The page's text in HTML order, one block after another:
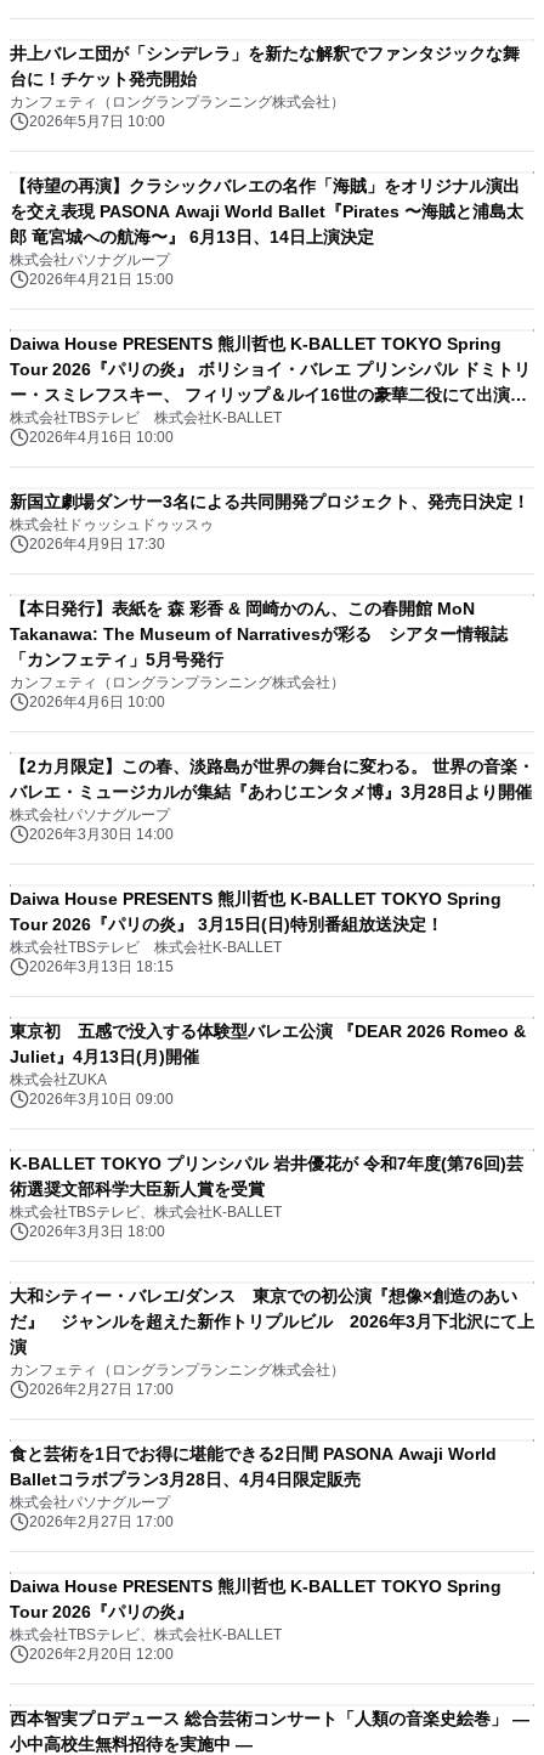
井上バレエ団が「シンデレラ」を新たな解釈でファンタジックな舞
台に！チケット発売開始
カンフェティ（ロングランプランニング株式会社）
2026年5月7日 10:00
【待望の再演】クラシックバレエの名作「海賊」をオリジナル演出
を交え表現 PASONA Awaji World Ballet『Pirates 〜海賊と浦島太
郎 竜宮城への航海〜』 6月13日、14日上演決定
株式会社パソナグループ
2026年4月21日 15:00
Daiwa House PRESENTS 熊川哲也 K-BALLET TOKYO Spring
Tour 2026『パリの炎』 ボリショイ・バレエ プリンシパル ドミトリ
ー・スミレフスキー、 フィリップ＆ルイ16世の豪華二役にて出演決
定！
株式会社TBSテレビ 株式会社K-BALLET
2026年4月16日 10:00
新国立劇場ダンサー3名による共同開発プロジェクト、発売日決定！
株式会社ドゥッシュドゥッスゥ
2026年4月9日 17:30
【本日発行】表紙を 森 彩香 & 岡崎かのん、この春開館 MoN
Takanawa: The Museum of Narrativesが彩る シアター情報誌
「カンフェティ」5月号発行
カンフェティ（ロングランプランニング株式会社）
2026年4月6日 10:00
【2カ月限定】この春、淡路島が世界の舞台に変わる。 世界の音楽・
バレエ・ミュージカルが集結『あわじエンタメ博』3月28日より開催
株式会社パソナグループ
2026年3月30日 14:00
Daiwa House PRESENTS 熊川哲也 K-BALLET TOKYO Spring
Tour 2026『パリの炎』 3月15日(日)特別番組放送決定！
株式会社TBSテレビ 株式会社K-BALLET
2026年3月13日 18:15
東京初 五感で没入する体験型バレエ公演 『DEAR 2026 Romeo &
Juliet』4月13日(月)開催
株式会社ZUKA
2026年3月10日 09:00
K-BALLET TOKYO プリンシパル 岩井優花が 令和7年度(第76回)芸
術選奨文部科学大臣新人賞を受賞
株式会社TBSテレビ、株式会社K-BALLET
2026年3月3日 18:00
大和シティー・バレエ/ダンス 東京での初公演『想像×創造のあい
だ』 ジャンルを超えた新作トリプルビル 2026年3月下北沢にて上
演
カンフェティ（ロングランプランニング株式会社）
2026年2月27日 17:00
食と芸術を1日でお得に堪能できる2日間 PASONA Awaji World
Balletコラボプラン3月28日、4月4日限定販売
株式会社パソナグループ
2026年2月27日 17:00
Daiwa House PRESENTS 熊川哲也 K-BALLET TOKYO Spring
Tour 2026『パリの炎』
株式会社TBSテレビ、株式会社K-BALLET
2026年2月20日 12:00
西本智実プロデュース 総合芸術コンサート「人類の音楽史絵巻」 ―
小中高校生無料招待を実施中 ―